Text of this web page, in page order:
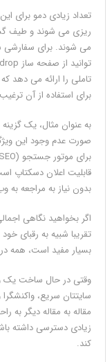
تعداد زیادی دمو برای
ریزی می شوند و طیف
می شوند. برای سفارشی
توانید از صفحه ساز drag and drop استفاده کنید.
تاملی را ارائه می دهد
برای استفاده از آن
به عنوان مثال، یک
صورت عدم وجود این
قابلیت اعلان دسکتاپ
بدون نیاز به مراجعه
اگر بخواهید نگاهی
تقریبا شبیه به رقبای
بسیار مفید است، همه
وقتی در حال ساخت
سایتتان سریع، واکنشگرا
مقاله به مقاله دیگر
زیادی دسترسی داشته
کند.